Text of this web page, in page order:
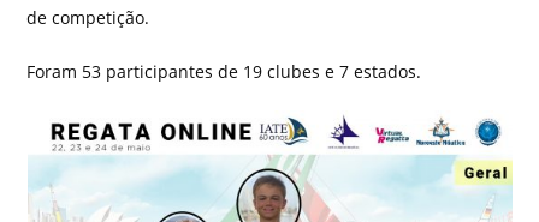
de competição.
Foram 53 participantes de 19 clubes e 7 estados.